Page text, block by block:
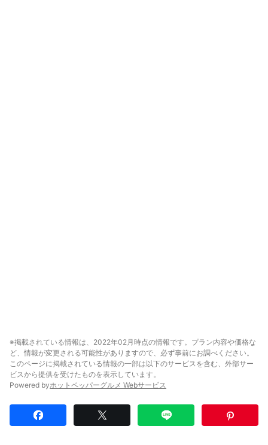
※掲載されている情報は、2022年02月時点の情報です。プラン内容や価格な
ど、情報が変更される可能性がありますので、必ず事前にお調べください。
このページに掲載されている情報の一部は以下のサービスを含む、外部サー
ビスから提供を受けたものを表示しています。
Powered byホットペッパーグルメ Webサービス